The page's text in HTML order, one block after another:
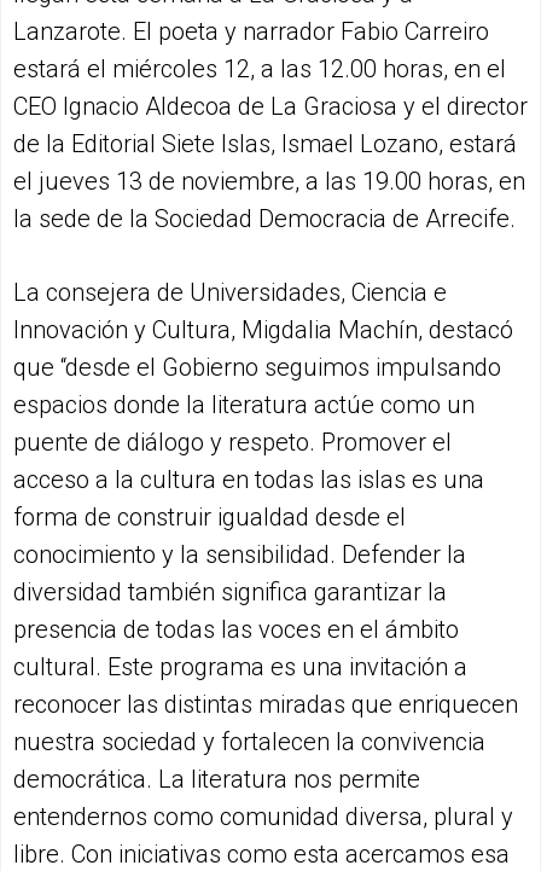
Lanzarote. El poeta y narrador Fabio Carreiro
estará el miércoles 12, a las 12.00 horas, en el
CEO Ignacio Aldecoa de La Graciosa y el director
de la Editorial Siete Islas, Ismael Lozano, estará
el jueves 13 de noviembre, a las 19.00 horas, en
la sede de la Sociedad Democracia de Arrecife.
La consejera de Universidades, Ciencia e
Innovación y Cultura, Migdalia Machín, destacó
que “desde el Gobierno seguimos impulsando
espacios donde la literatura actúe como un
puente de diálogo y respeto. Promover el
acceso a la cultura en todas las islas es una
forma de construir igualdad desde el
conocimiento y la sensibilidad. Defender la
diversidad también significa garantizar la
presencia de todas las voces en el ámbito
cultural. Este programa es una invitación a
reconocer las distintas miradas que enriquecen
nuestra sociedad y fortalecen la convivencia
democrática. La literatura nos permite
entendernos como comunidad diversa, plural y
libre. Con iniciativas como esta acercamos esa